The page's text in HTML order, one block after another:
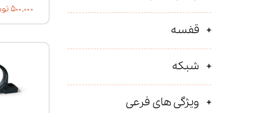
قفسه
شبکه
ویژگی های فرعی
۵۰۰,۰۰۰ تومان